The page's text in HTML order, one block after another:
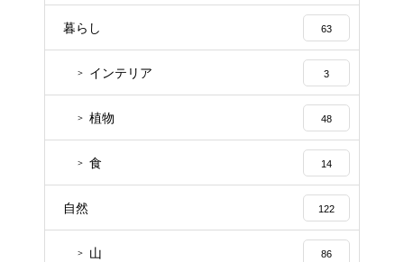
暮らし 63
インテリア 3
植物 48
食 14
自然 122
山 86